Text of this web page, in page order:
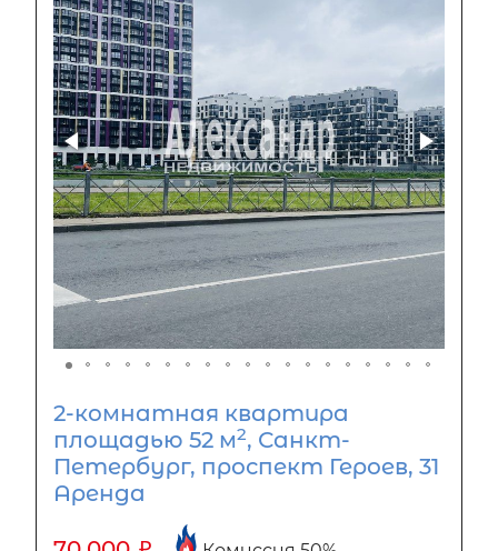
2-комнатная квартира
площадью 52 м2, Санкт-
Петербург, проспект Героев, 31
Аренда